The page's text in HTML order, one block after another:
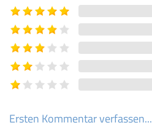
Ersten Kommentar verfassen...